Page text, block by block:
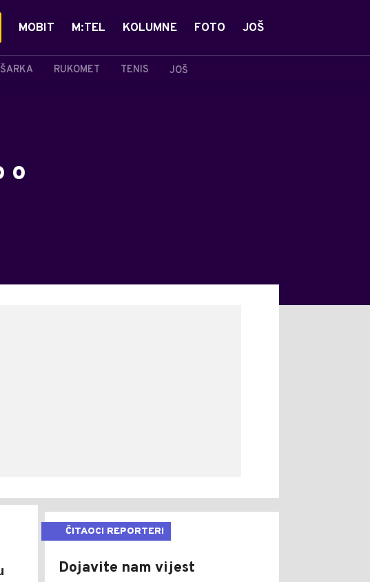
RUKOMET TENIS JOŠ
MOBIT M:TEL KOLUMNE FOTO JOŠ
o
ČITAOCI REPORTERI
Dojavite nam vijest